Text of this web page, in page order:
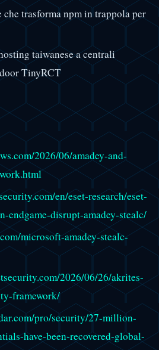
trasforma npm in trappola per
taiwanese a centrali
TinyRCT
2026/06/amadey-and-
en/eset-research/eset-
endgame-disrupt-amadey-stealc/
microsoft-amadey-stealc-
2026/06/26/akrites-
framework/
pro/security/27-million-
have-been-recovered-global-